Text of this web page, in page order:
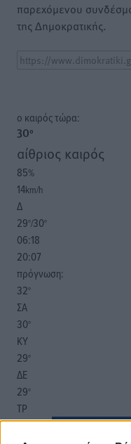
παρεχόμενου
της Δημοκρατικής.
o καιρός τώρα:
30°
αίθριος καιρός
85%
14km/h
Δ
29°/30°
06:18
20:07
πρόγνωση:
32°
ΣΑ
30°
ΚΥ
29°
ΔΕ
29°
ΤΡ